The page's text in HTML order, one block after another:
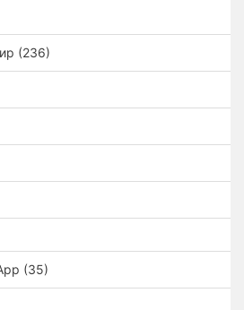
(236)
(35)